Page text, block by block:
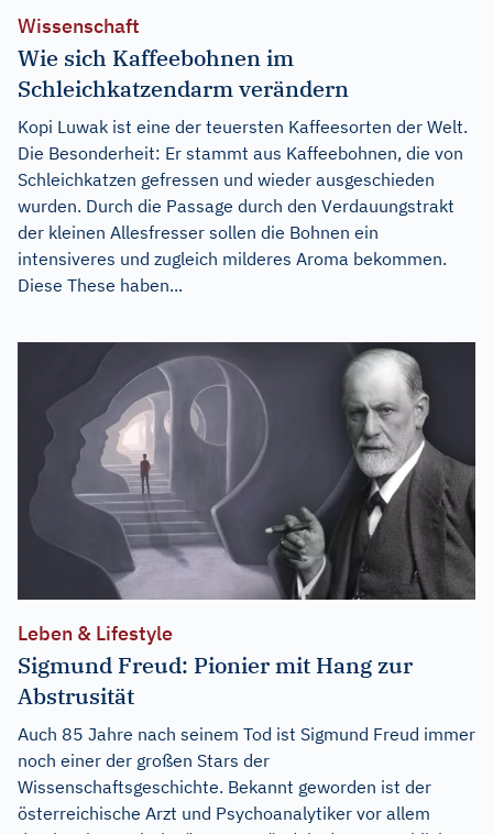
Wissenschaft
Wie sich Kaffeebohnen im
Schleichkatzendarm verändern
Kopi Luwak ist eine der teuersten Kaffeesorten der Welt.
Die Besonderheit: Er stammt aus Kaffeebohnen, die von
Schleichkatzen gefressen und wieder ausgeschieden
wurden. Durch die Passage durch den Verdauungstrakt
der kleinen Allesfresser sollen die Bohnen ein
intensiveres und zugleich milderes Aroma bekommen.
Diese These haben...
Leben & Lifestyle
Sigmund Freud: Pionier mit Hang zur
Abstrusität
Auch 85 Jahre nach seinem Tod ist Sigmund Freud immer
noch einer der großen Stars der
Wissenschaftsgeschichte. Bekannt geworden ist der
österreichische Arzt und Psychoanalytiker vor allem